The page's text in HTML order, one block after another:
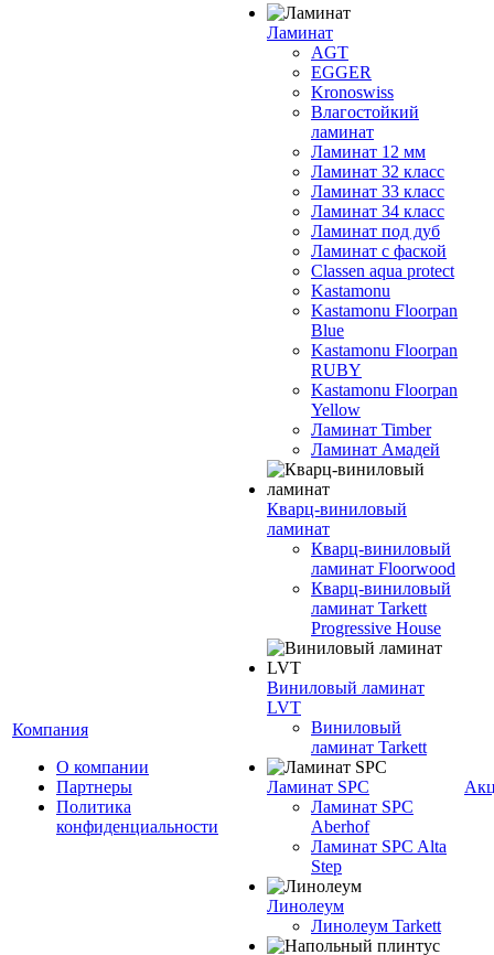
Компания
О компании
Партнеры
Политика
конфиденциальности
Ламинат
AGT
EGGER
Kronoswiss
Влагостойкий
ламинат
Ламинат 12 мм
Ламинат 32 класс
Ламинат 33 класс
Ламинат 34 класс
Ламинат под дуб
Ламинат с фаской
Classen aqua protect
Kastamonu
Kastamonu Floorpan
Blue
Kastamonu Floorpan
RUBY
Kastamonu Floorpan
Yellow
Ламинат Timber
Ламинат Амадей
Кварц-виниловый
ламинат
Кварц-виниловый
ламинат Floorwood
Кварц-виниловый
ламинат Tarkett
Progressive House
Виниловый ламинат
LVT
Виниловый
ламинат Tarkett
Ламинат SPC
Ламинат SPC
Aberhof
Ламинат SPC Alta
Step
Линолеум
Линолеум Tarkett